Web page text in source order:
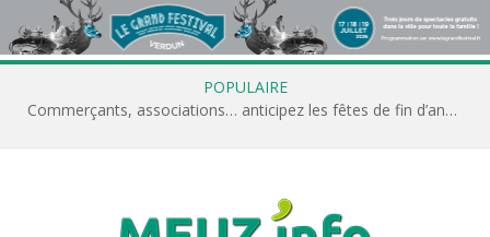
POPULAIRE
Commerçants, associations… anticipez les fêtes de fin d’année avec Meuz’Info